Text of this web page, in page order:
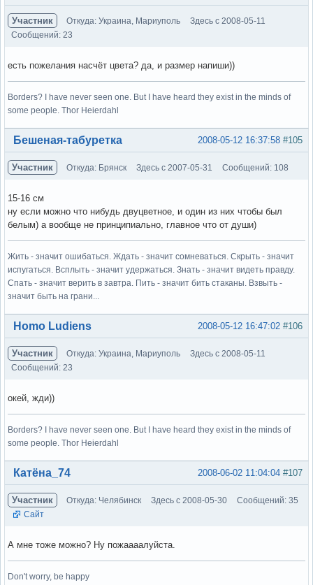
Участник Откуда: Украина, Мариуполь
Здесь с 2008-05-11
Сообщений: 23
есть пожелания насчёт цвета? да, и размер напиши))
Borders? I have never seen one. But I have heard they exist in the minds of
some people. Thor Heierdahl
Вне форума #105
2008-05-12 16:37:58
Бешеная-табуретка
Участник Откуда: Брянск Здесь с 2007-05-31 Сообщений: 108
15-16 см
ну если можно что нибудь двуцветное, и один из них чтобы был
белым) а вообще не принципиально, главное что от души)
Жить - значит ошибаться. Ждать - значит сомневаться. Скрыть - значит
испугаться. Всплыть - значит удержаться. Знать - значит видеть правду.
Спать - значит верить в завтра. Пить - значит бить стаканы. Взвыть -
значит быть на грани...
Вне форума #106
2008-05-12 16:47:02
Homo Ludiens
Участник Откуда: Украина, Мариуполь
Здесь с 2008-05-11
Сообщений: 23
окей, жди))
Borders? I have never seen one. But I have heard they exist in the minds of
some people. Thor Heierdahl
Вне форума #107
2008-06-02 11:04:04
Катёна_74
Участник Откуда: Челябинск Здесь с 2008-05-30
Сообщений: 35
Сайт
А мне тоже можно? Ну пожаааалуйста.
Don't worry, be happy